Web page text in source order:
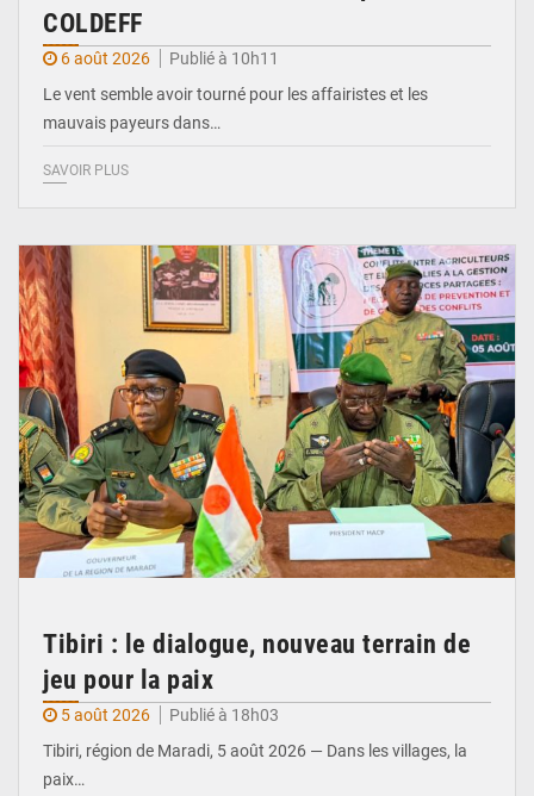
COLDEFF
6 août 2026
Publié à 10h11
Le vent semble avoir tourné pour les affairistes et les
mauvais payeurs dans…
SAVOIR PLUS
Tibiri : le dialogue, nouveau terrain de
jeu pour la paix
5 août 2026
Publié à 18h03
Tibiri, région de Maradi, 5 août 2026 — Dans les villages, la
paix…